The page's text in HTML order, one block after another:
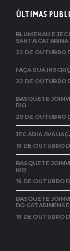
ÚLTIMAS
BLUMENAU E
SANTA CATARINA
22 DE OUTUBRO
FAÇA SUA
22 DE OUTUBRO
BASQUETE
RIO
20 DE OUTUBRO
JEC ADIA
19 DE OUTUBRO
BASQUETE
RIO
19 DE OUTUBRO
BASQUETE
DO CATARINENSE
19 DE OUTUBRO